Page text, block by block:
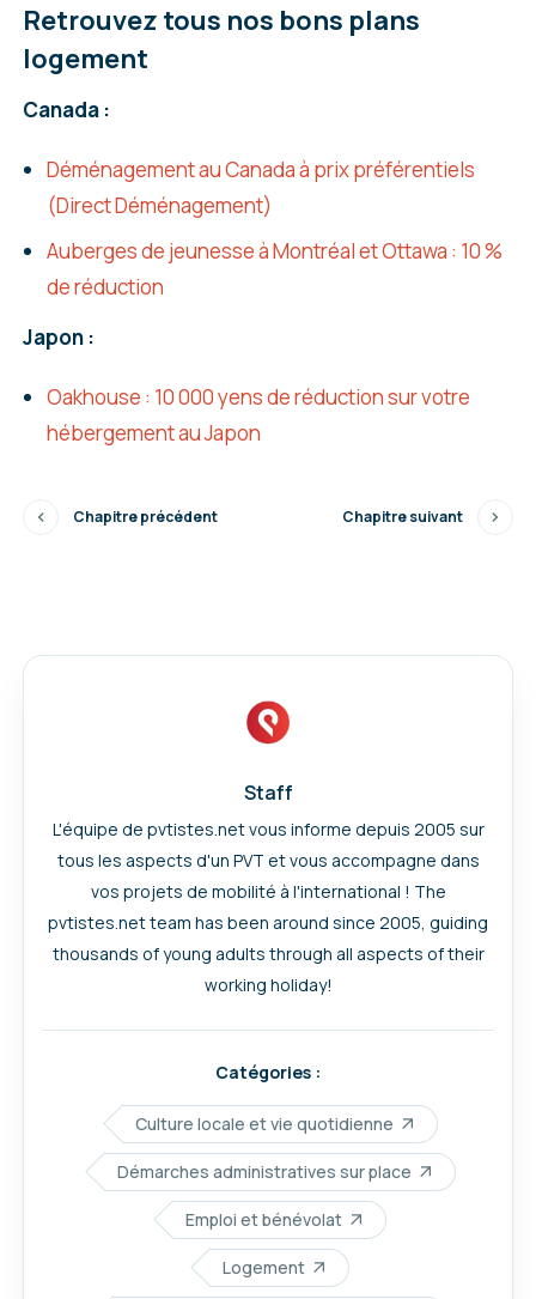
Retrouvez tous nos bons plans
logement
Canada :
Déménagement au Canada à prix préférentiels
(Direct Déménagement)
Auberges de jeunesse à Montréal et Ottawa : 10 %
de réduction
Japon :
Oakhouse : 10 000 yens de réduction sur votre
hébergement au Japon
Chapitre précédent Chapitre suivant
Staff
L'équipe de pvtistes.net vous informe depuis 2005 sur
tous les aspects d'un PVT et vous accompagne dans
vos projets de mobilité à l'international ! The
pvtistes.net team has been around since 2005, guiding
thousands of young adults through all aspects of their
working holiday!
Catégories :
Culture locale et vie quotidienne
Démarches administratives sur place
Emploi et bénévolat
Logement